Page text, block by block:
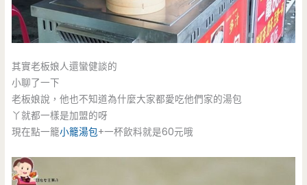
其實老板娘人還蠻健談的
小聊了一下
老板娘說，他也不知道為什麼大家都愛吃他們家的湯包
丫就都一樣是加盟的呀
現在點一籠小籠湯包+一杯飲料就是60元哦